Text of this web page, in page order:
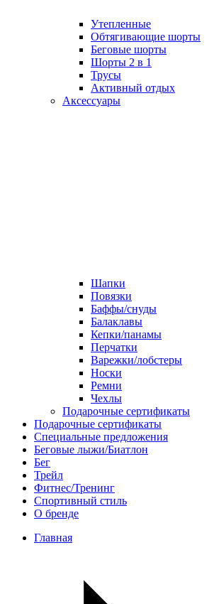
Утепленные
Обтягивающие шорты
Беговые шорты
Шорты 2 в 1
Трусы
Активный отдых
Аксессуары
Шапки
Повязки
Баффы/снуды
Балаклавы
Кепки/панамы
Перчатки
Варежки/лобстеры
Носки
Ремни
Чехлы
Подарочные сертификаты
Подарочные сертификаты
Специальные предложения
Беговые лыжи/Биатлон
Бег
Трейл
Фитнес/Тренинг
Спортивный стиль
О бренде
Главная